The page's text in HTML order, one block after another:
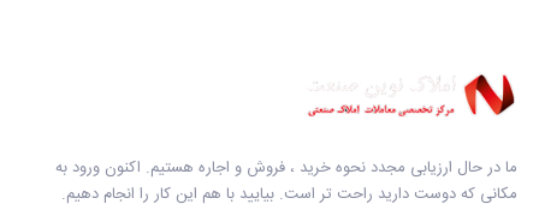
ما در حال ارزیابی مجدد نحوه خرید ، فروش و اجاره هستیم. اکنون ورود به
مکانی که دوست دارید راحت تر است. بیایید با هم این کار را انجام دهیم.